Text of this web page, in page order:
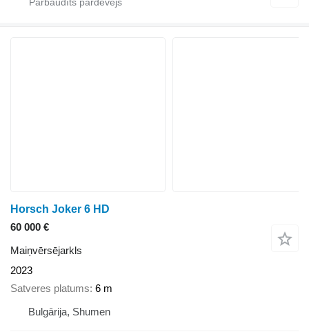
Horsch Joker 6 HD
60 000 €
Maiņvērsējarkls
2023
Satveres platums 6 m
Bulgārija, Shumen